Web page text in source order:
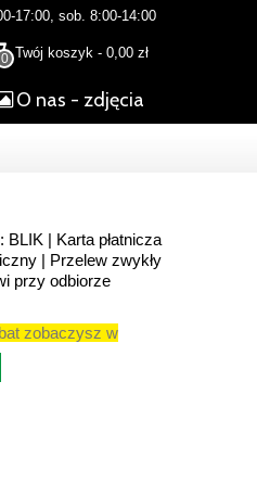
17:00, sob. 8:00-14:00
0 Twój koszyk - 0,00 zł
O nas - zdjęcia
BLIK | Karta płatnicza
| Przelew zwykły
przy odbiorze
zobaczysz w